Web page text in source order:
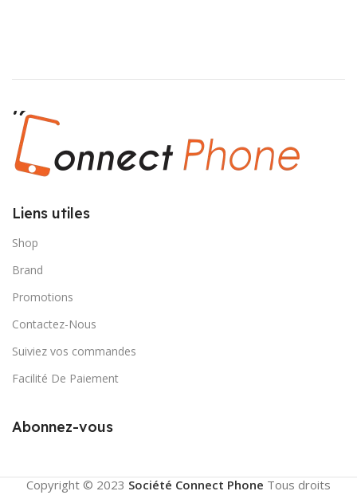
Liens utiles
Shop
Brand
Promotions
Contactez-Nous
Suiviez vos commandes
Facilité De Paiement
Abonnez-vous
Copyright © 2023 Société Connect Phone Tous droits